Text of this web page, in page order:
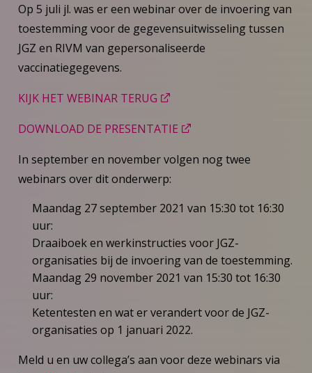
Op 5 juli jl. was er een webinar over de invoering van
toestemming voor de gegevensuitwisseling tussen
JGZ en RIVM van gepersonaliseerde
vaccinatiegegevens.
KIJK HET WEBINAR TERUG
DOWNLOAD DE PRESENTATIE
In september en november volgen nog twee
webinars over dit onderwerp:
Maandag 27 september 2021 van 15:30 tot 16:30
uur:
Draaiboek en werkinstructies voor JGZ-
organisaties bij de invoering van de toestemming.
Maandag 29 november 2021 van 15:30 tot 16:30
uur:
Ketentesten en wat er verandert voor de JGZ-
organisaties op 1 januari 2022.
Meld u en uw collega’s aan voor deze webinars via